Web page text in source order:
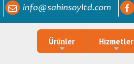
info@sahinsoyltd.com
Ürünler Hizmetler